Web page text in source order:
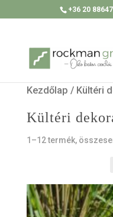
+36 20
Kezdőlap / Kültéri
Kültéri
1–12 termék,